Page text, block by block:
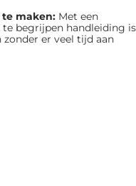
maken: Met een
begrijpen handleiding is
er veel tijd aan